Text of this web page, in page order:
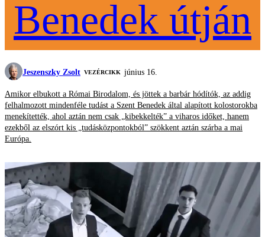
Benedek útján
Jeszenszky Zsolt VEZÉRCIKK június 16.
Amikor elbukott a Római Birodalom, és jöttek a barbár hódítók, az addig
felhalmozott mindenféle tudást a Szent Benedek által alapított kolostorokba
menekítették, ahol aztán nem csak „kibekkelték” a viharos időket, hanem
ezekből az elszórt kis „tudásközpontokból” szökkent aztán szárba a mai
Európa.